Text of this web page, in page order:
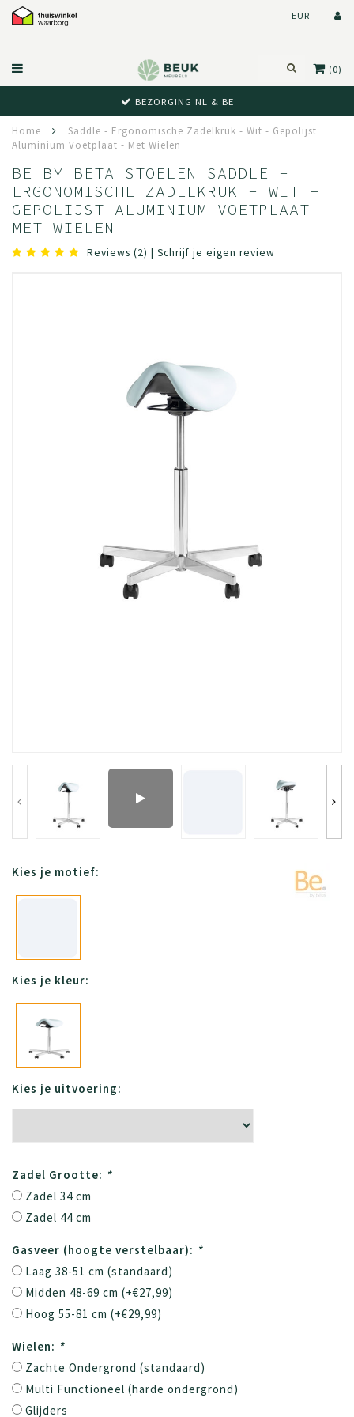
EUR
(0)
BEZORGING NL & BE
Home
Saddle - Ergonomische Zadelkruk - Wit - Gepolijst
Aluminium Voetplaat - Met Wielen
BE BY BETA STOELEN SADDLE -
ERGONOMISCHE ZADELKRUK - WIT -
GEPOLIJST ALUMINIUM VOETPLAAT -
MET WIELEN
Reviews (2) | Schrijf je eigen review
Kies je motief:
Kies je kleur:
Kies je uitvoering:
Zadel Grootte: *
Zadel 34 cm
Zadel 44 cm
Gasveer (hoogte verstelbaar): *
Laag 38-51 cm (standaard)
Midden 48-69 cm (+€27,99)
Hoog 55-81 cm (+€29,99)
Wielen: *
Zachte Ondergrond (standaard)
Multi Functioneel (harde ondergrond)
Glijders